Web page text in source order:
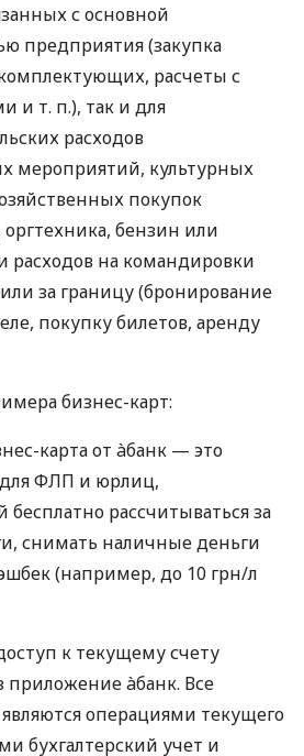
с основной
предприятия (закупка
расчеты с
и т. п.), так и для
расходов
мероприятий, культурных
покупок
бензин или
расходов на командировки
за границу (бронирование
покупку билетов, аренду
бизнес-карт:
карта от àбанк — это
ФЛП и юрлиц,
рассчитываться за
снимать наличные деньги
(например, до 10 грн/л
к текущему счету
приложение àбанк. Все
операциями текущего
бухгалтерский учет и